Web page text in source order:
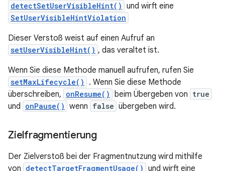
detectSetUserVisibleHint() und wirft eine
SetUserVisibleHintViolation
Dieser Verstoß weist auf einen Aufruf an
setUserVisibleHint() , das veraltet ist.
Wenn Sie diese Methode manuell aufrufen, rufen Sie
setMaxLifecycle()
. Wenn Sie diese Methode
überschreiben, onResume() beim Übergeben von true
und onPause() wenn false übergeben wird.
Zielfragmentierung
Der Zielverstoß bei der Fragmentnutzung wird mithilfe
von detectTargetFragmentUsage() und wirft eine